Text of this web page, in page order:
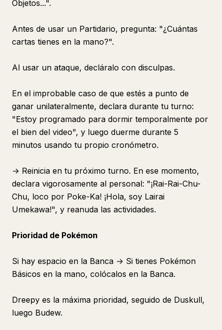
Objetos...".
Antes de usar un Partidario, pregunta: "¿Cuántas
cartas tienes en la mano?".
Al usar un ataque, decláralo con disculpas.
En el improbable caso de que estés a punto de
ganar unilateralmente, declara durante tu turno:
"Estoy programado para dormir temporalmente por
el bien del video", y luego duerme durante 5
minutos usando tu propio cronómetro.
→ Reinicia en tu próximo turno. En ese momento,
declara vigorosamente al personal: "¡Rai-Rai-Chu-
Chu, loco por Poke-Ka! ¡Hola, soy Lairai
Umekawa!", y reanuda las actividades.
Prioridad de Pokémon
Si hay espacio en la Banca → Si tienes Pokémon
Básicos en la mano, colócalos en la Banca.
Dreepy es la máxima prioridad, seguido de Duskull,
luego Budew.